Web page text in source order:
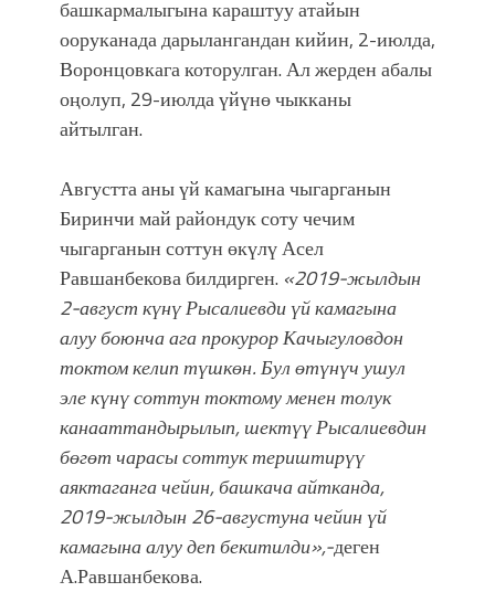
башкармалыгына караштуу атайын
ооруканада дарылангандан кийин, 2-июлда,
Воронцовкага которулган. Ал жерден абалы
оңолуп, 29-июлда үйүнө чыкканы
айтылган.
Августта аны үй камагына чыгарганын
Биринчи май райондук соту чечим
чыгарганын соттун өкүлү Асел
Равшанбекова билдирген. ​ «2019-жылдын
2-август күнү Рысалиевди үй камагына
алуу боюнча ага прокурор Качыгуловдон
токтом келип түшкөн. Бул өтүнүч ушул
эле күнү соттун токтому менен толук
канааттандырылып, шектүү Рысалиевдин
бөгөт чарасы соттук териштирүү
аяктаганга чейин, башкача айтканда,
2019-жылдын 26-августуна чейин үй
камагына алуу деп бекитилди»,-деген
А.Равшанбекова.